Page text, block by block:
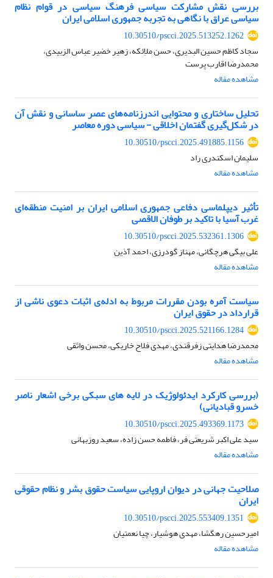
بررسی نقش مشارکت سیاسی فرهنگ سیاسی در قوام نظام
سیاسی عراق با نگاهی به تجربه جمهوری اسلامی ایران
10.30510/pscci.2025.513252.1262
سجاد کاظم حسین البدیری، حسن ملاِئکه، زهیر خضیر عباس الزبیدی،
محمدرضا اقارب پرست
مشاهده مقاله
تحلیل ساختاری و محتوایی اندرزنامه‌های عصر ساسانی و نقش آن
در شکل‌گیری گفتمان اخلاقی - سیاسی دوره معاصر
10.30510/pscci.2025.491885.1156
سلیمان اسکندری راد
مشاهده مقاله
تأثیر دیپلماسی دفاعی جمهوری اسلامی ایران بر امنیت منطقه‌ای
غرب آسیا با تاکید بر طوفان الاقصی
10.30510/pscci.2025.532361.1306
علی بیگی هرچگانی، مهناز گودرزی، احمد آذین
مشاهده مقاله
سیاست آمره بودن مقررات مربوط به ادله‌ی اثبات دعوی ناشی از
قرارداد در حقوق ایران
10.30510/pscci.2025.521166.1284
محمدرضا هدایتی زفرقندی، مهدی فلاح خاریکی، محسن واثقی
مشاهده مقاله
(بررسی کارکرد ایدئولوژیک در لایه های سبکی برخی اشعار ناصر
خسرو قبادیانی)
10.30510/pscci.2025.493369.1173
سید علی اکبر شریعتی فر، فاطمه حسن زاده، سعید روزبهانی
مشاهده مقاله
صلاحیت جهانی در دیوان اروپایی سیاست حقوق بشر و نظام حقوقی
ایران
10.30510/pscci.2025.553409.1351
امیرحسین رهگشا، مهدی هوشیار، چیا نعمتیان
مشاهده مقاله